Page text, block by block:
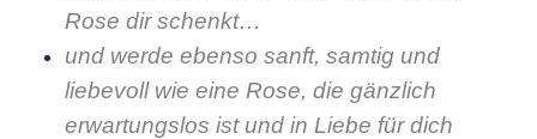
Rose dir schenkt…
und werde ebenso sanft, samtig und
liebevoll wie eine Rose, die gänzlich
erwartungslos ist und in Liebe für dich